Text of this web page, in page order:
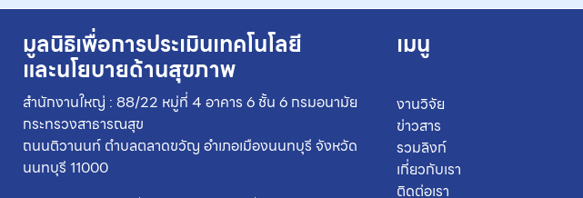
มูลนิธิเพื่อการประเมินเทคโนโลยี
และนโยบายด้านสุขภาพ
สำนักงานใหญ่ : 88/22 หมู่ที่ 4 อาคาร 6 ชั้น 6 กรมอนามัย
กระทรวงสาธารณสุข
ถนนติวานนท์ ตำบลตลาดขวัญ อำเภอเมืองนนทบุรี จังหวัด
นนทบุรี 11000
เมนู
งานวิจัย
ข่าวสาร
รวมลิงก์
เกี่ยวกับเรา
ติดต่อเรา